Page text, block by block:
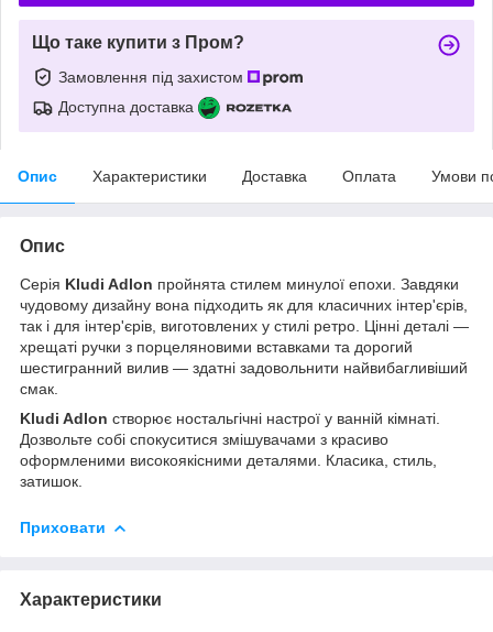
Що таке купити з Пром?
Замовлення під захистом
Доступна доставка
Опис Характеристики Доставка Оплата Умови
Опис
Серія Kludi Adlon пройнята стилем минулої епохи. Завдяки
чудовому дизайну вона підходить як для класичних інтер'єрів,
так і для інтер'єрів, виготовлених у стилі ретро. Цінні деталі —
хрещаті ручки з порцеляновими вставками та дорогий
шестигранний вилив — здатні задовольнити найвибагливіший
смак.
Kludi Adlon створює ностальгічні настрої у ванній кімнаті.
Дозвольте собі спокуситися змішувачами з красиво
оформленими високоякісними деталями. Класика, стиль,
затишок.
Приховати
Характеристики